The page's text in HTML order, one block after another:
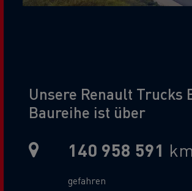
Title
Unsere Renault Trucks
Baureihe ist über
140 958 591 km
Metric Sub Text
gefahren